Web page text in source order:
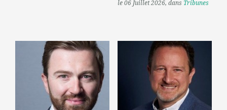
le 06 Juillet 2026, dans Tribunes